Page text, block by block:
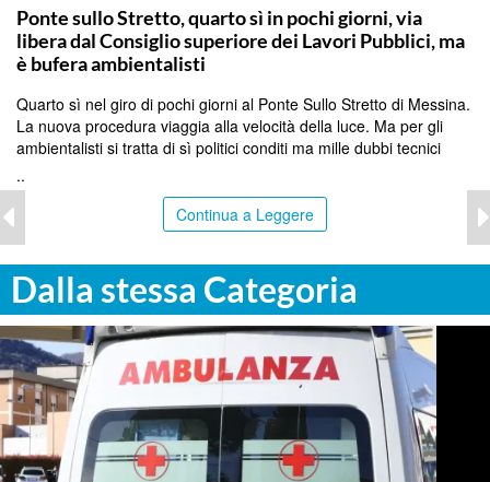
Ponte sullo Stretto, quarto sì in pochi giorni, via
libera dal Consiglio superiore dei Lavori Pubblici, ma
è bufera ambientalisti
Quarto sì nel giro di pochi giorni al Ponte Sullo Stretto di Messina.
La nuova procedura viaggia alla velocità della luce. Ma per gli
ambientalisti si tratta di sì politici conditi ma mille dubbi tecnici
..
Continua a Leggere
Dalla stessa Categoria